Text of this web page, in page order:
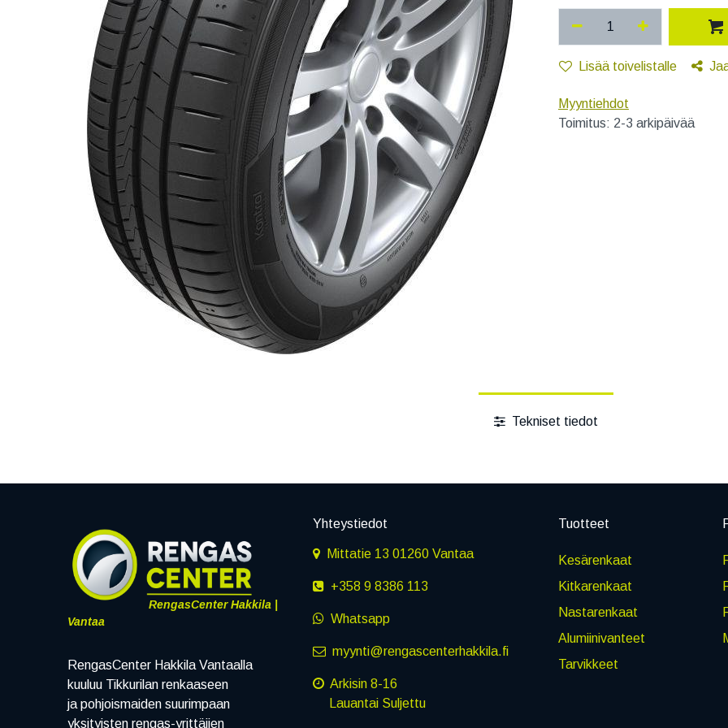
Lisää toivelistalle
Myyntiehdot
Toimitus: 2-3 arkipäivää
Tekniset tiedot
RengasCenter Hakkila |
Vantaa
RengasCenter Hakkila Vantaalla
kuuluu Tikkurilan renkaaseen
ja pohjoismaiden suurimpaan
yksityisten rengas-yrittäjien
Yhteystiedot
Mittatie 13 01260 Vantaa
+358 9 8386 113
Whatsapp
myynti@rengascenterhakkila.fi
Arkisin 8-16
Lauantai Suljettu
Tuotteet
Kesärenkaat
Kitkarenkaat
Nastarenkaat
Alumiinivanteet
Tarvikkeet